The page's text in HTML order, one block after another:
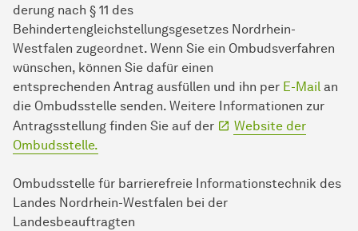
derung nach § 11 des
Behindertengleichstellungsgesetzes Nordrhein-
Westfalen zugeordnet. Wenn Sie ein Ombudsverfahren
wünschen, können Sie dafür einen
entsprechenden Antrag ausfüllen und ihn per E-Mail an
die Ombudsstelle senden. Weitere Informationen zur
Antragsstellung finden Sie auf der
Website der
Ombudsstelle.
Ombudsstelle für barrierefreie In­for­ma­ti­ons­tech­nik des
Landes Nordrhein-Westfalen bei der
Landesbeauftragten